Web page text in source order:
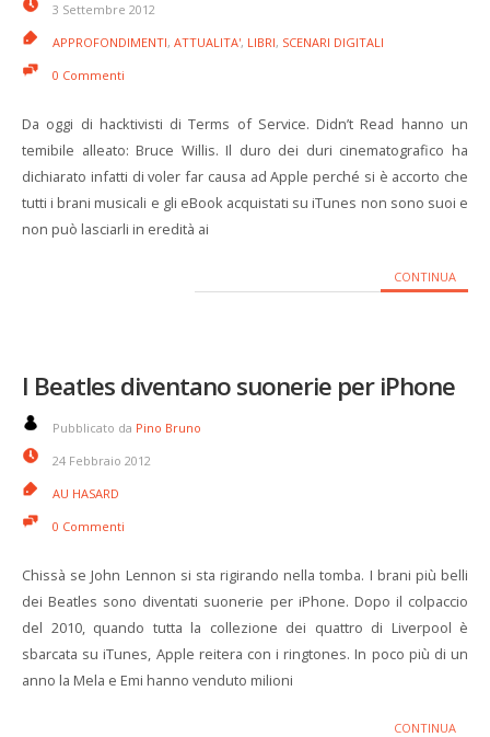
3 Settembre 2012
APPROFONDIMENTI, ATTUALITA', LIBRI, SCENARI DIGITALI
0 Commenti
Da oggi di hacktivisti di Terms of Service. Didn’t Read hanno un
temibile alleato: Bruce Willis. Il duro dei duri cinematografico ha
dichiarato infatti di voler far causa ad Apple perché si è accorto che
tutti i brani musicali e gli eBook acquistati su iTunes non sono suoi e
non può lasciarli in eredità ai
CONTINUA
I Beatles diventano suonerie per iPhone
Pubblicato da Pino Bruno
24 Febbraio 2012
AU HASARD
0 Commenti
Chissà se John Lennon si sta rigirando nella tomba. I brani più belli
dei Beatles sono diventati suonerie per iPhone. Dopo il colpaccio
del 2010, quando tutta la collezione dei quattro di Liverpool è
sbarcata su iTunes, Apple reitera con i ringtones. In poco più di un
anno la Mela e Emi hanno venduto milioni
CONTINUA